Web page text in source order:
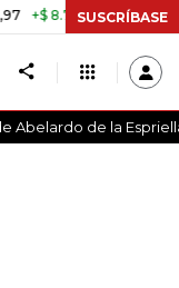
+2,19% TASA
SUSCRÍBASE
Abelardo de la